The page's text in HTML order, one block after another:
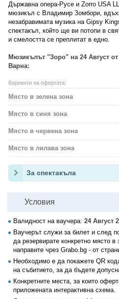
Държавна опера-Русе и Zorro USA
мюзикъл с Владимир Зомбори,
незабравимата музика на Gipsy
спектакъл, който ще ви потопи в
и смелостта се преплитат в едно.
Мюзикълът "Зоро" на 24 Август
Варна:
Варианти на офертата:
Място в зелена зона
Място в синя зона
Място в червена зона
Място в лилава зона
За спектакъла
Условия
Валидност на ваучера: 24 Август
Ваучерът служи за билет и след
да резервирате конкретно място
направите чрез Grabo.bg - от
Необходимо е да покажете QR
на събитието, за да бъдете
Конкретните места, за които
приложената интерактивна схема.